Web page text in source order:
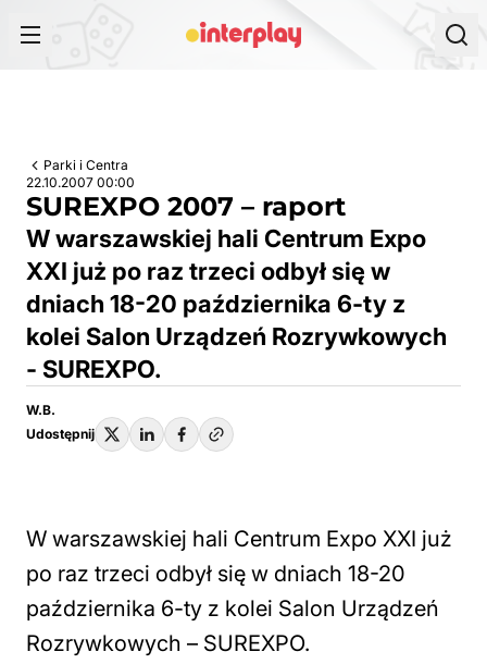
Parki i Centra
22.10.2007 00:00
SUREXPO 2007 – raport
W warszawskiej hali Centrum Expo
XXI już po raz trzeci odbył się w
dniach 18-20 października 6-ty z
kolei Salon Urządzeń Rozrywkowych
- SUREXPO.
W.B.
Udostępnij
W warszawskiej hali Centrum Expo XXI już
po raz trzeci odbył się w dniach 18-20
października 6-ty z kolei Salon Urządzeń
Rozrywkowych – SUREXPO.